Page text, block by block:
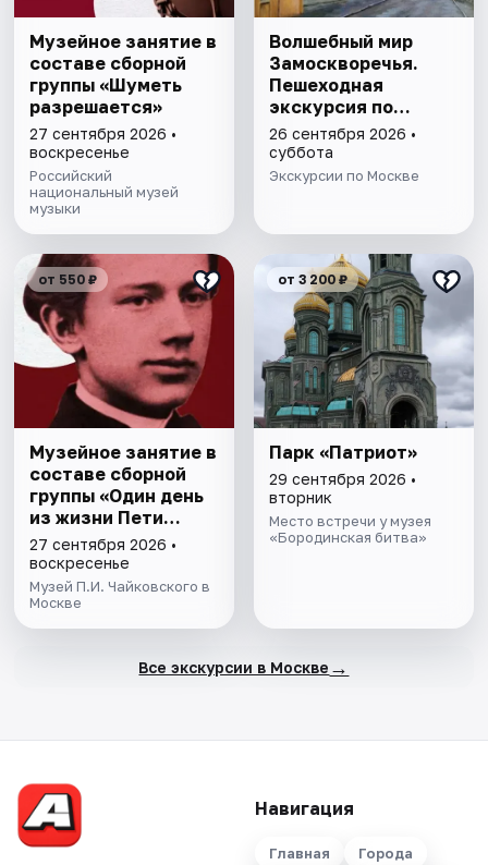
Музейное занятие в
составе сборной
группы «Шуметь
разрешается»
27 сентября 2026 •
воскресенье
Российский
национальный музей
музыки
Волшебный мир
Замоскворечья.
Пешеходная
экскурсия по
Москве
26 сентября 2026 •
суббота
Экскурсии по Москве
от 550 ₽
Музейное занятие в
составе сборной
группы «Один день
из жизни Пети
Чайковскогo»
27 сентября 2026 •
воскресенье
Музей П.И. Чайковского в
Москве
от 3 200 ₽
Парк «Патриот»
29 сентября 2026 •
вторник
Место встречи у музея
«Бородинская битва»
Все экскурсии в Москве →
Навигация
Главная Города